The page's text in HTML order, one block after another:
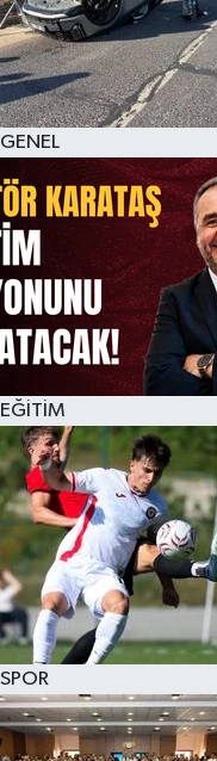
GENEL
EĞİTİM
SPOR
KÜLTÜR SANAT
MAGAZİN
SAĞLIK
SİYASET
SPOR
TEKNOLOJİ
VİZYONDAKİLER
YAŞAM